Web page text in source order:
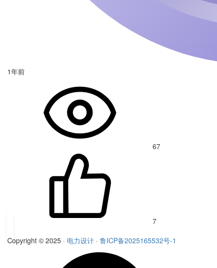
1年前
67
7
Copyright © 2025 · 电力设计 · 鲁ICP备2025165532号-1